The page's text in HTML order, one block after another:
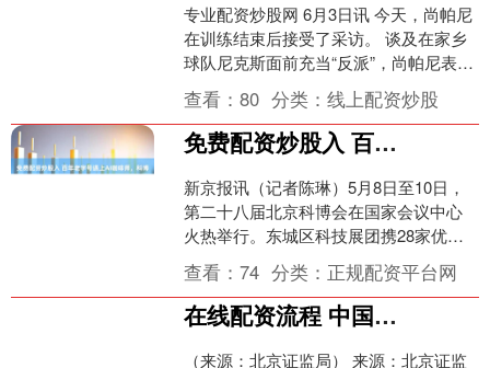
专业配资炒股网 6月3日讯 今天，尚帕尼
在训练结束后接受了采访。 谈及在家乡
球队尼克斯面前充当“反派”，尚帕尼表
示：“我身边不少朋友都是尼克斯死忠球
迷，说实话，....
查看：80 分类：线上配资炒股
免费配资炒股入 百年老字号遇上AI咖啡师，科博会东城展区可看、可玩、可体验
新京报讯（记者陈琳）5月8日至10日，
第二十八届北京科博会在国家会议中心
火热举行。东城区科技展团携28家优质
机构、50余项高科技创新成果亮相科博
会1006号展区....
查看：74 分类： 正规配资平台网
在线配资流程 中国证券监督管理委员会北京监管局行政处罚决定书（冯朋朋、班可可）
（来源：北京证监局） 来源：北京证监